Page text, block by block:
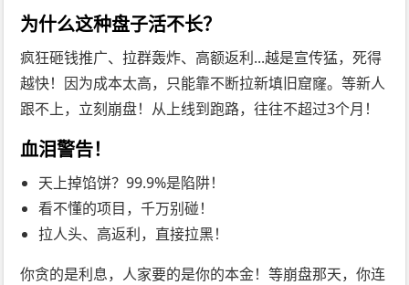
为什么这种盘子活不长？
疯狂砸钱推广、拉群轰炸、高额返利...越是宣传猛，死得
越快！因为成本太高，只能靠不断拉新填旧窟窿。等新人
跟不上，立刻崩盘！从上线到跑路，往往不超过3个月！
血泪警告！
天上掉馅饼？99.9%是陷阱！
看不懂的项目，千万别碰！
拉人头、高返利，直接拉黑！
你贪的是利息，人家要的是你的本金！等崩盘那天，你连